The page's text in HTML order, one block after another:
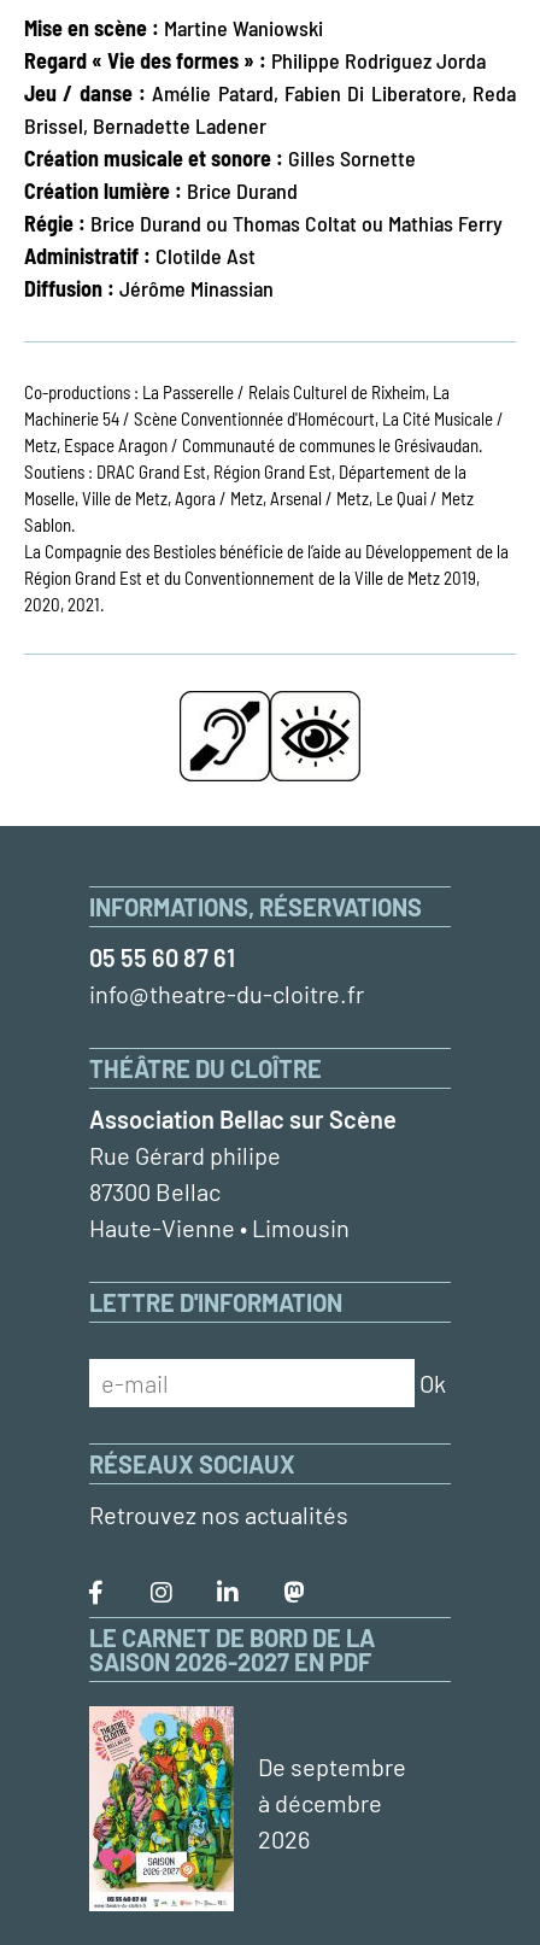
Mise en scène : Martine Waniowski
Regard « Vie des formes » : Philippe Rodriguez Jorda
Jeu / danse :Amélie Patard, Fabien Di Liberatore, Reda
Brissel, Bernadette Ladener
Création musicale et sonore : Gilles Sornette
Création lumière : Brice Durand
Régie : Brice Durand ou Thomas Coltat ou Mathias Ferry
Administratif : Clotilde Ast
Diffusion : Jérôme Minassian
Co-productions : La Passerelle / Relais Culturel de Rixheim, La
Machinerie 54 / Scène Conventionnée d'Homécourt, La Cité Musicale /
Metz, Espace Aragon / Communauté de communes le Grésivaudan.
Soutiens : DRAC Grand Est, Région Grand Est, Département de la
Moselle, Ville de Metz, Agora / Metz, Arsenal / Metz, Le Quai / Metz
Sablon.
La Compagnie des Bestioles bénéficie de l’aide au Développement de la
Région Grand Est et du Conventionnement de la Ville de Metz 2019,
2020, 2021.
INFORMATIONS, RÉSERVATIONS
05 55 60 87 61
info@theatre-du-cloitre.fr
THÉÂTRE DU CLOÎTRE
Association Bellac sur Scène
Rue Gérard philipe
87300 Bellac
Haute-Vienne • Limousin
LETTRE D'INFORMATION
RÉSEAUX SOCIAUX
Retrouvez nos actualités
LE CARNET DE BORD DE LA
SAISON 2026-2027 EN PDF
De septembre
à décembre
2026